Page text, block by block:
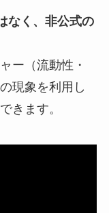
なく、非公式の
ー（流動性・
現象を利用し
きます。